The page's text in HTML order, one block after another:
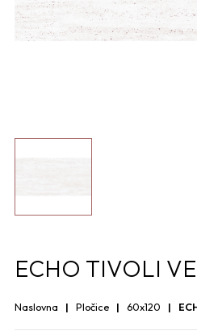
ECHO TIVOLI
Naslovna Pločice 60x120